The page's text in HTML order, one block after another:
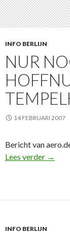
INFO BERLIJN
NUR
14 FEBRUARI 2007
Bericht van
Lees verder Nur
→
INFO BERLIJN